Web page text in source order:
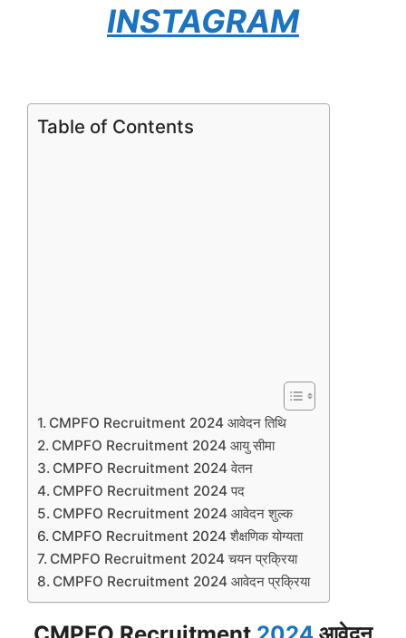
INSTAGRAM
Table of Contents
CMPFO Recruitment 2024 आवेदन तिथि
CMPFO Recruitment 2024 आयु सीमा
CMPFO Recruitment 2024 वेतन
CMPFO Recruitment 2024 पद
CMPFO Recruitment 2024 आवेदन शुल्क
CMPFO Recruitment 2024 शैक्षणिक योग्यता
CMPFO Recruitment 2024 चयन प्रक्रिया
CMPFO Recruitment 2024 आवेदन प्रक्रिया